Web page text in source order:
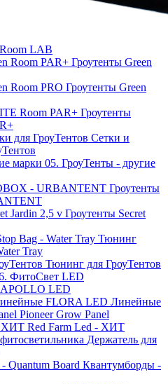
LAB
Гроутенты Green
Гроутенты Green
Гроутенты
Сетки и
05. ГроуТенты - другие
Гроутенты
Гроутенты Secret
Тюнинг
Tray
Тюнинг для ГроуТентов
ФитоСвет LED
APOLLO LED
FLORA LED Линейные
Pioneer Grow Panel
Red Farm Led - ХИТ
Держатель для
Квантумборды -